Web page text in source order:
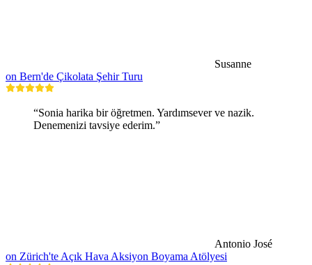
Susanne
on Bern'de Çikolata Şehir Turu
“Sonia harika bir öğretmen. Yardımsever ve nazik.
Denemenizi tavsiye ederim.”
Antonio José
on Zürich'te Açık Hava Aksiyon Boyama Atölyesi